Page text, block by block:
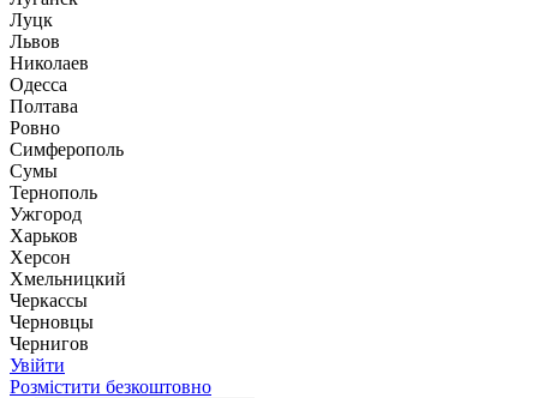
Луцк
Львов
Николаев
Одесса
Полтава
Ровно
Симферополь
Сумы
Тернополь
Ужгород
Харьков
Херсон
Хмельницкий
Черкассы
Чернoвцы
Чернигов
Увійти
Розмістити безкоштовно